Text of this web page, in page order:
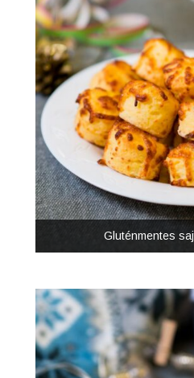
Gluténmentes